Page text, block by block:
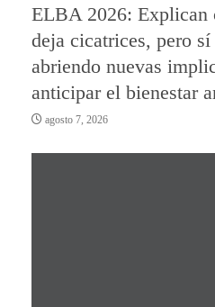
ELBA 2026: Explican
deja cicatrices, pero
abriendo nuevas
anticipar el bienestar
agosto 7, 2026